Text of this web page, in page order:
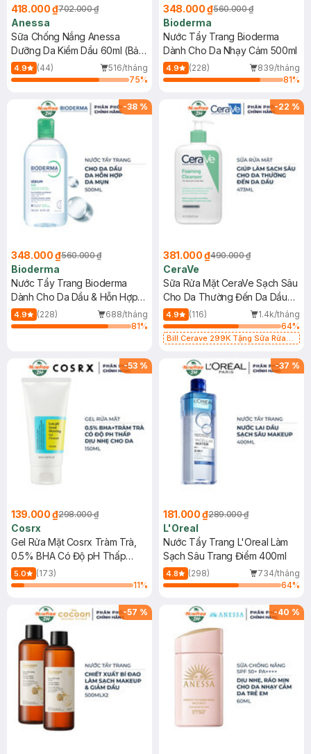
418.000 ₫702.000 ₫
Anessa
Sữa Chống Nắng Anessa
Dưỡng Da Kiềm Dầu 60ml (Bản
Mới)
4.9 (44)
516/tháng
75%
348.000 ₫560.000 ₫
Bioderma
Nước Tẩy Trang Bioderma
Dành Cho Da Nhạy Cảm 500ml
4.9 (228)
839/tháng
81%
-38 %
348.000 ₫560.000 ₫
Bioderma
Nước Tẩy Trang Bioderma
Dành Cho Da Dầu & Hỗn Hợp
500ml
4.9 (228)
688/tháng
81%
-22 %
381.000 ₫490.000 ₫
CeraVe
Sữa Rửa Mặt CeraVe Sạch Sâu
Cho Da Thường Đến Da Dầu
473ml
4.9 (116)
1.4k/tháng
64%
Bill Cerave 299K Tặng Sữa Rửa
-53 %
139.000 ₫298.000 ₫
Cosrx
Gel Rửa Mặt Cosrx Tràm Trà,
0.5% BHA Có Độ pH Thấp
150ml
5.0
(173)
11%
-37 %
181.000 ₫289.000 ₫
L'Oreal
Nước Tẩy Trang L'Oreal Làm
Sạch Sâu Trang Điểm 400ml
4.8 (298)
734/tháng
64%
-57 % -40 %